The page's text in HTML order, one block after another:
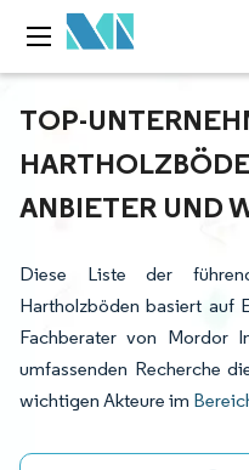
TOP-
ANBIETER UND
Diese Liste der
Hartholzböden basiert auf
Fachberater von Mordor
umfassenden Recherche
wichtigen Akteure im